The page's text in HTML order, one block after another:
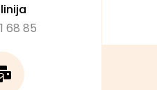
68 85